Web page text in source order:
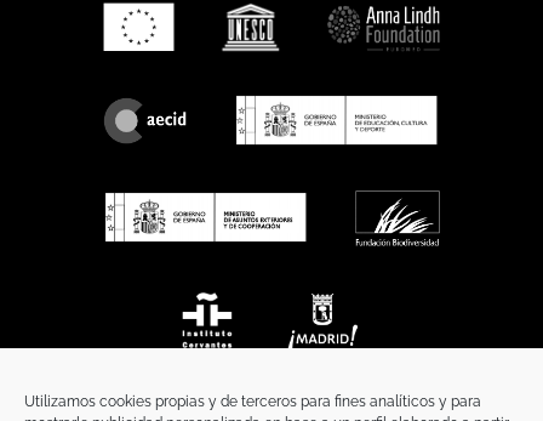
Utilizamos cookies propias y de terceros para fines analíticos y para